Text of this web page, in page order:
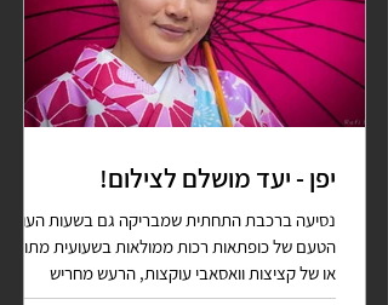
יפן - יעד מושלם לצילום!
נסיעה ברכבת התחתית שמבריקה גם בשעות
הטעם של כופתאות רכות ממולאות בשעועית מתוקה
או של קציצות וואסאבי עוקצות, הרעש מחריש
האוזניים...